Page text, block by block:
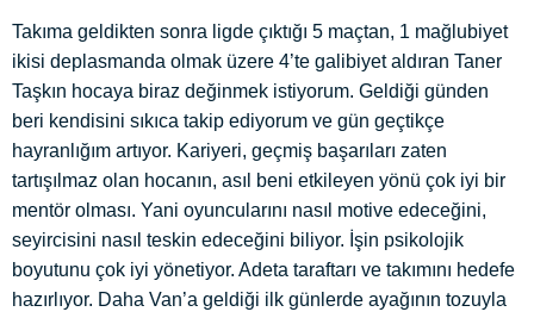
Takıma geldikten sonra ligde çıktığı 5 maçtan, 1 mağlubiyet
ikisi deplasmanda olmak üzere 4’te galibiyet aldıran Taner
Taşkın hocaya biraz değinmek istiyorum. Geldiği günden
beri kendisini sıkıca takip ediyorum ve gün geçtikçe
hayranlığım artıyor. Kariyeri, geçmiş başarıları zaten
tartışılmaz olan hocanın, asıl beni etkileyen yönü çok iyi bir
mentör olması. Yani oyuncularını nasıl motive edeceğini,
seyircisini nasıl teskin edeceğini biliyor. İşin psikolojik
boyutunu çok iyi yönetiyor. Adeta taraftarı ve takımını hedefe
hazırlıyor. Daha Van’a geldiği ilk günlerde ayağının tozuyla